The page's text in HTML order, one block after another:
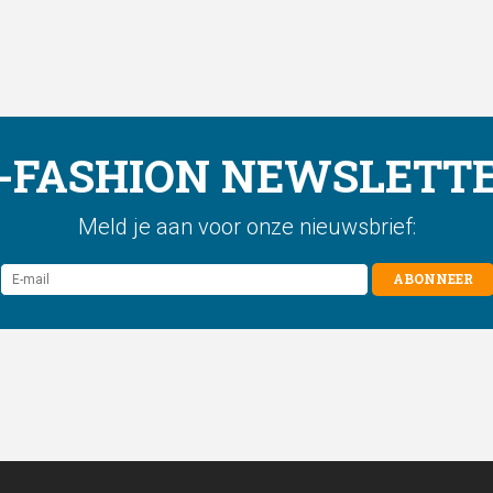
FASHION
Meld je aan voor onze nieuwsbrief:
ABONNEER